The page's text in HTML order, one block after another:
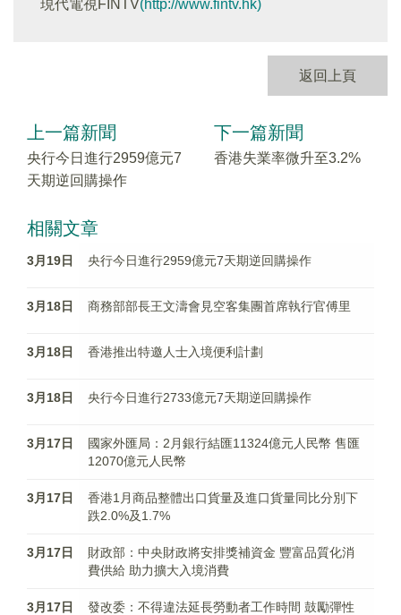
現代電視FINTV(http://www.fintv.hk)
返回上頁
上一篇新聞
央行今日進行2959億元7
天期逆回購操作
下一篇新聞
香港失業率微升至3.2%
相關文章
3月19日 央行今日進行2959億元7天期逆回購操作
3月18日 商務部部長王文濤會見空客集團首席執行官傅里
3月18日 香港推出特邀人士入境便利計劃
3月18日 央行今日進行2733億元7天期逆回購操作
3月17日
國家外匯局：2月銀行結匯11324億元人民幣 售匯
12070億元人民幣
3月17日
香港1月商品整體出口貨量及進口貨量同比分別下
跌2.0%及1.7%
3月17日
財政部：中央財政將安排獎補資金 豐富品質化消
費供給 助力擴大入境消費
3月17日
發改委：不得違法延長勞動者工作時間 鼓勵彈性